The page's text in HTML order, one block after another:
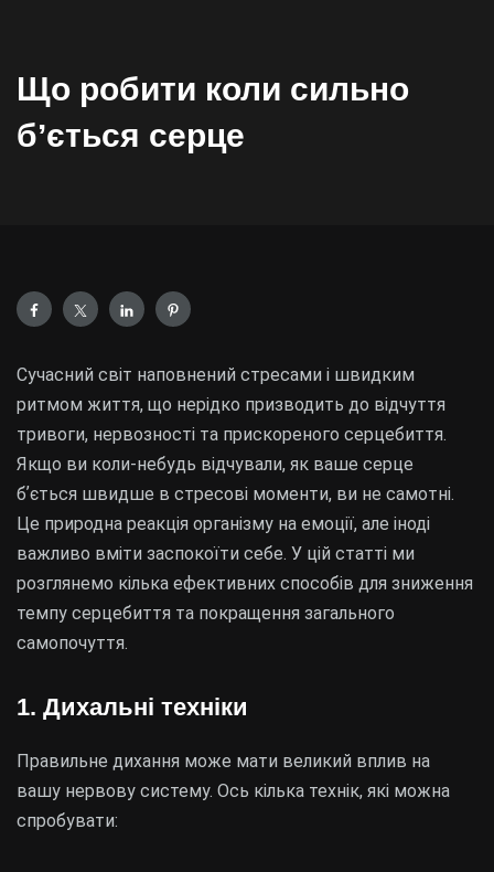
Що робити коли сильно
бʼється серце
Сучасний світ наповнений стресами і швидким
ритмом життя, що нерідко призводить до відчуття
тривоги, нервозності та прискореного серцебиття.
Якщо ви коли-небудь відчували, як ваше серце
бʼється швидше в стресові моменти, ви не самотні.
Це природна реакція організму на емоції, але іноді
важливо вміти заспокоїти себе. У цій статті ми
розглянемо кілька ефективних способів для зниження
темпу серцебиття та покращення загального
самопочуття.
1. Дихальні техніки
Правильне дихання може мати великий вплив на
вашу нервову систему. Ось кілька технік, які можна
спробувати: